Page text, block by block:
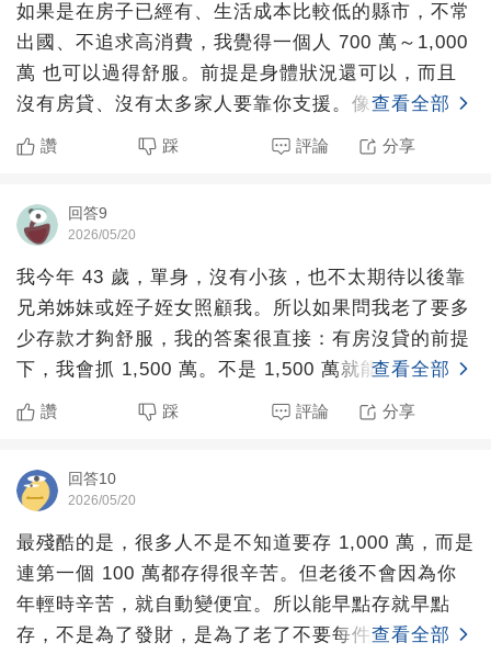
如果是在房子已經有、生活成本比較低的縣市，不常
出國、不追求高消費，我覺得一個人 700 萬～1,000
萬 也可以過得舒服。前提是身體狀況還可以，而且
沒有房貸、沒有太多家人要靠你支援。像自己煮、偶
爾外
查看全部
讚 踩 評論 分享
回答9
2026/05/20
我今年 43 歲，單身，沒有小孩，也不太期待以後靠
兄弟姊妹或姪子姪女照顧我。所以如果問我老了要多
少存款才夠舒服，我的答案很直接：有房沒貸的前提
下，我會抓 1,500 萬。不是 1,500 萬就能過什麼
查看全部
讚 踩 評論 分享
回答10
2026/05/20
最殘酷的是，很多人不是不知道要存 1,000 萬，而是
連第一個 100 萬都存得很辛苦。但老後不會因為你
年輕時辛苦，就自動變便宜。所以能早點存就早點
存，不是為了發財，是為了老了不要每件事都低頭。
查看全部